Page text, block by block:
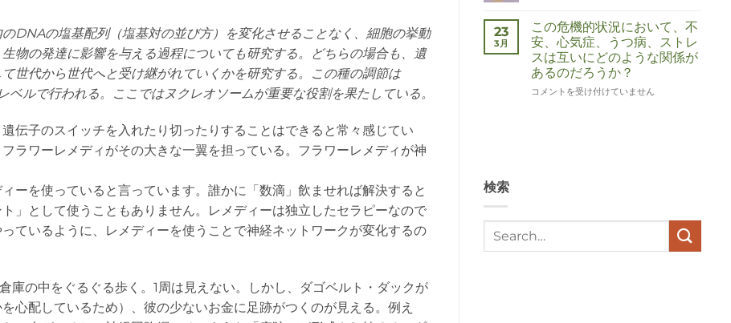
DNAの塩基配列（塩基対の並び方）を変化させることなく、細胞の挙動
物の発達に影響を与える過程についても研究する。どちらの場合も、遺
世代から世代へと受け継がれていくかを研究する。この種の調節は
ルで行われる。ここではヌクレオソームが重要な役割を果たしている。
伝子のスイッチを入れたり切ったりすることはできると常々感じてい
ラワーレメディがその大きな一翼を担っている。フラワーレメディが神
ーを使っていると言っています。誰かに「数滴」飲ませれば解決すると
」として使うこともありません。レメディーは独立したセラピーなので
ているように、レメディーを使うことで神経ネットワークが変化するの
庫の中をぐるぐる歩く。1周は見えない。しかし、ダゴベルト・ダックが
心配しているため）、彼の少ないお金に足跡がつくのが見える。例え
23
3月
この危機的状況において、不
安、心気症、うつ病、ストレ
スは互いにどのような関係が
あるのだろうか？
Wat
in
deze
コメントを受け付けていません
検索